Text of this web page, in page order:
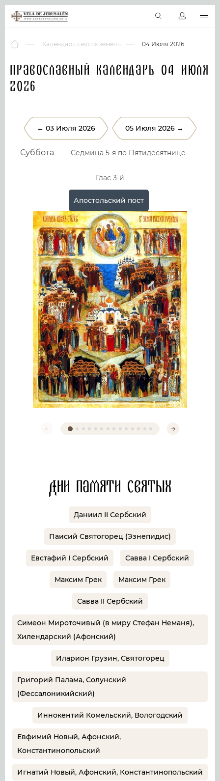
Виртуальные туры
RU
Календарь святых земель 04 Июля 2026
Православный календарь 04 Июля
2026
← 03 Июля 2026 05 Июля 2026 →
Суббота Седмица 5-я по Пятидесятнице
Глас 3-й
Апостольский пост
Дни памяти святых
Даниил II Сербский
Паисий Святогорец (Эзнепидис)
Евстафий I Сербский Савва I Сербский
Максим Грек Максим Грек
Савва II Сербский
Симеон Мироточивый (в миру Стефан Неманя),
Хилендарский (Афонский)
Иларион Грузин, Святогорец
Григорий Палама, Солунский
(Фессалоникийский)
Иннокентий Комельский, Вологодский
Евфимий Новый, Афонский,
Константинопольский
Игнатий Новый, Афонский, Константинопольский